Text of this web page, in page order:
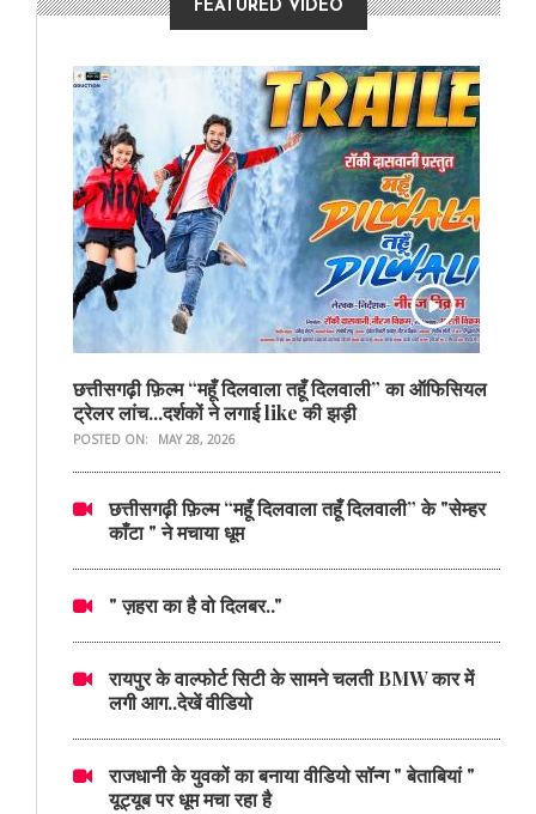
FEATURED VIDEO
छत्तीसगढ़ी फ़िल्म “महूँ दिलवाला तहूँ दिलवाली” का ऑफिसियल
ट्रेलर लांच...दर्शकों ने लगाई like की झड़ी
POSTED ON: MAY 28, 2026
छत्तीसगढ़ी फ़िल्म “महूँ दिलवाला तहूँ दिलवाली” के "सेम्हर
काँटा " ने मचाया धूम
" ज़हरा का है वो दिलबर.."
रायपुर के वाल्फोर्ट सिटी के सामने चलती BMW कार में
लगी आग..देखें वीडियो
राजधानी के युवकों का बनाया वीडियो सॉन्ग " बेताबियां "
यूट्यूब पर धूम मचा रहा है